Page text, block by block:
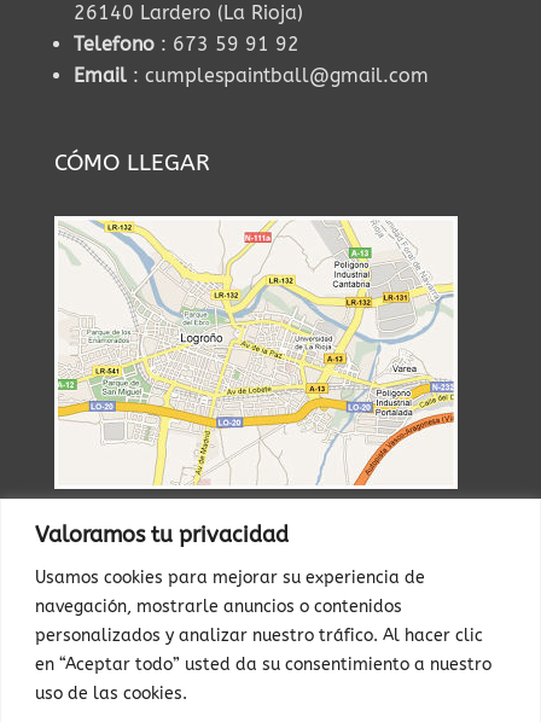
Valoramos tu privacidad
Usamos cookies para mejorar su experiencia de
navegación, mostrarle anuncios o contenidos
personalizados y analizar nuestro tráfico. Al hacer clic
en “Aceptar todo” usted da su consentimiento a nuestro
uso de las cookies.
26140 Lardero (La Rioja)
Telefono : 673 59 91 92
Email : cumplespaintball@gmail.com
CÓMO LLEGAR
RESERVAS
 WhatsApp
673 599 192
Teléfono